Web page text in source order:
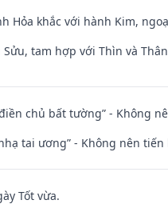
Hỏa khắc với hành Kim,
tam hợp với Thìn và
chủ bất tường” - Không
tai ương” - Không nên
Tốt vừa.